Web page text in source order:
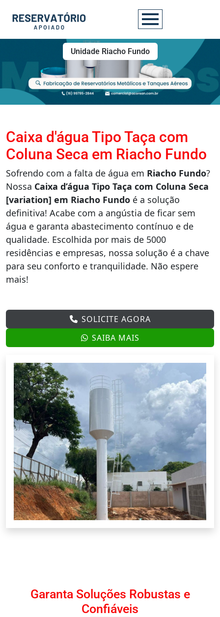
Unidade Riacho Fundo
Caixa d'água Tipo Taça com
Coluna Seca em Riacho Fundo
Sofrendo com a falta de água em Riacho Fundo?
Nossa Caixa d’água Tipo Taça com Coluna Seca
[variation] em Riacho Fundo é a solução
definitiva! Acabe com a angústia de ficar sem
água e garanta abastecimento contínuo e de
qualidade. Escolhida por mais de 5000
residências e empresas, nossa solução é a chave
para seu conforto e tranquilidade. Não espere
mais!
SOLICITE AGORA
SAIBA MAIS
Garanta Soluções Robustas e
Confiáveis